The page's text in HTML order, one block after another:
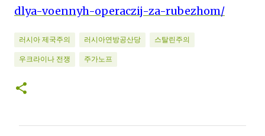
dlya-voennyh-operaczij-za-rubezhom/
러시아 제국주의 러시아연방공산당 스탈린주의
우크라이나 전쟁 주가노프